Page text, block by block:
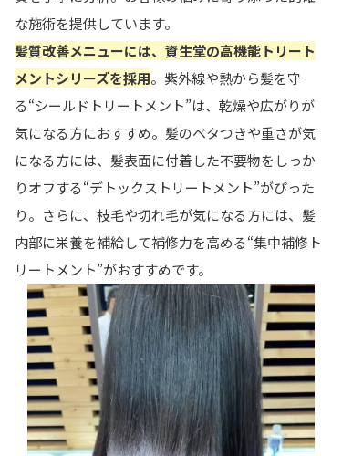
な施術を提供しています。
髪質改善メニューには、資生堂の高機能トリート
メントシリーズを採用。紫外線や熱から髪を守
る“シールドトリートメント”は、乾燥や広がりが
気になる方におすすめ。髪のベタつきや重さが気
になる方には、髪表面に付着した不要物をしっか
りオフする“デトックストリートメント”がぴった
り。さらに、枝毛や切れ毛が気になる方には、髪
内部に栄養を補給して補修力を高める“集中補修ト
リートメント”がおすすめです。